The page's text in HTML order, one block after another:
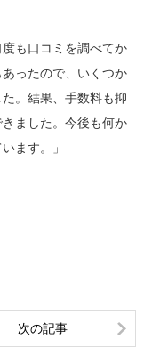
も口コミを調べてか
ったので、いくつか
。結果、手数料も抑
ました。今後も何か
ます。」
次の記事